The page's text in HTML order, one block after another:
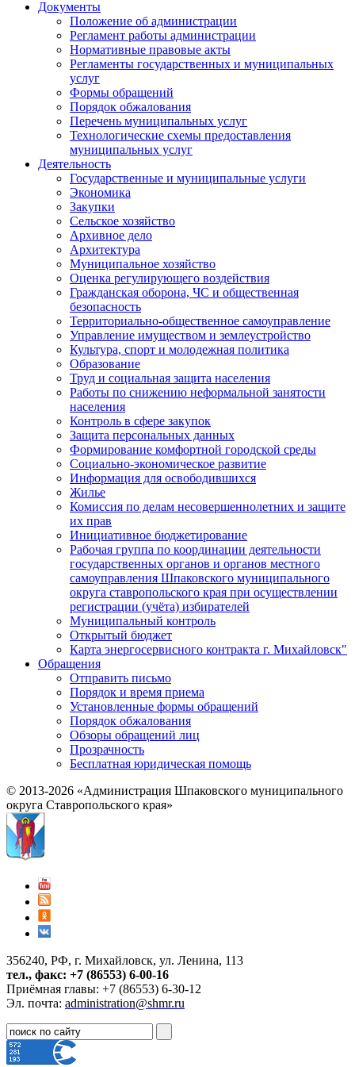
Документы
Положение об администрации
Регламент работы администрации
Нормативные правовые акты
Регламенты государственных и муниципальных
услуг
Формы обращений
Порядок обжалования
Перечень муниципальных услуг
Технологические схемы предоставления
муниципальных услуг
Деятельность
Государственные и муниципальные услуги
Экономика
Закупки
Сельское хозяйство
Архивное дело
Архитектура
Муниципальное хозяйство
Оценка регулирующего воздействия
Гражданская оборона, ЧС и общественная
безопасность
Территориально-общественное самоуправление
Управление имуществом и землеустройство
Культура, спорт и молодежная политика
Образование
Труд и социальная защита населения
Работы по снижению неформальной занятости
населения
Контроль в сфере закупок
Защита персональных данных
Формирование комфортной городской среды
Социально-экономическое развитие
Информация для освободившихся
Жилье
Комиссия по делам несовершеннолетних и защите
их прав
Инициативное бюджетирование
Рабочая группа по координации деятельности
государственных органов и органов местного
самоуправления Шпаковского муниципального
округа ставропольского края при осуществлении
регистрации (учёта) избирателей
Муниципальный контроль
Открытый бюджет
Карта энергосервисного контракта г. Михайловск"
Обращения
Отправить письмо
Порядок и время приема
Установленные формы обращений
Порядок обжалования
Обзоры обращений лиц
Прозрачность
Бесплатная юридическая помощь
© 2013-2026 «Администрация Шпаковского муниципального
округа Ставропольского края»
356240, РФ, г. Михайловск, ул. Ленина, 113
тел., факс: +7 (86553) 6-00-16
Приёмная главы: +7 (86553) 6-30-12
Эл. почта: administration@shmr.ru